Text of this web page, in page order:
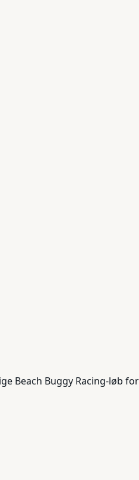
Beach Buggy Racing-løb